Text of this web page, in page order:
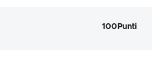
100 Punti